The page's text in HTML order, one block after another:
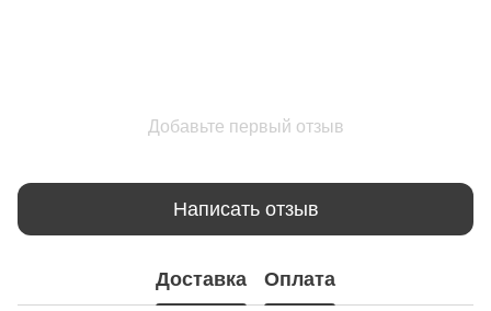
Добавьте первый отзыв
Написать отзыв
Доставка Оплата